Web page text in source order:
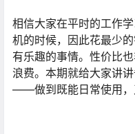
相信大家在平时的工作
机的时候，因此花最少
有乐趣的事情。性价比
浪费。本期就给大家讲
——做到既能日常使用，